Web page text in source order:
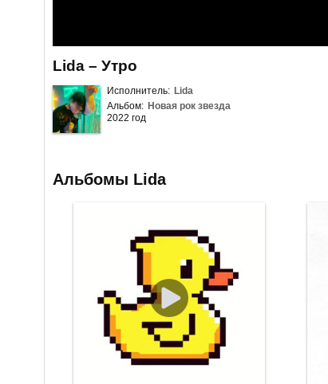
Lida – Утро
Исполнитель: Lida
Альбом: Новая рок звезда
2022 год
Альбомы Lida